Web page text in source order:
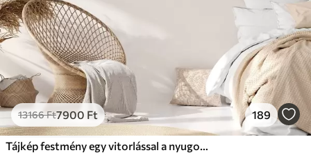
13166Ft7900 Ft 189
Tájkép festmény egy vitorlással a nyugodt tengeren, narancssárga és sárga égbolt, távoli hegyek